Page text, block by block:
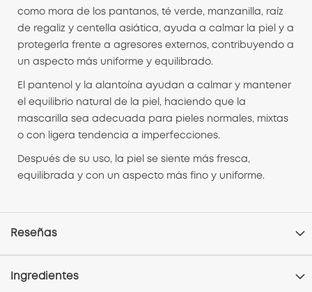
como mora de los pantanos, té verde, manzanilla, raíz
de regaliz y centella asiática, ayuda a calmar la piel y a
protegerla frente a agresores externos, contribuyendo a
un aspecto más uniforme y equilibrado.
El pantenol y la alantoína ayudan a calmar y mantener
el equilibrio natural de la piel, haciendo que la
mascarilla sea adecuada para pieles normales, mixtas
o con ligera tendencia a imperfecciones.
Después de su uso, la piel se siente más fresca,
equilibrada y con un aspecto más fino y uniforme.
Reseñas
Ingredientes